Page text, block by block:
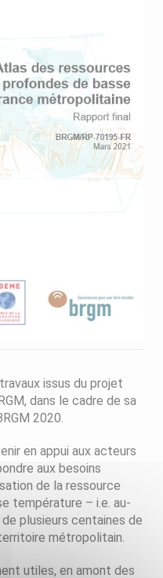
issus du projet
dans le cadre de sa
2020.
en appui aux acteurs
aux besoins
de la ressource
température – i.e. au-
plusieurs centaines de
métropolitain.
utiles, en amont des